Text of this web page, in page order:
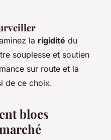
la rigidité du
souplesse et soutien
sur route et la
de ce choix.
blocs